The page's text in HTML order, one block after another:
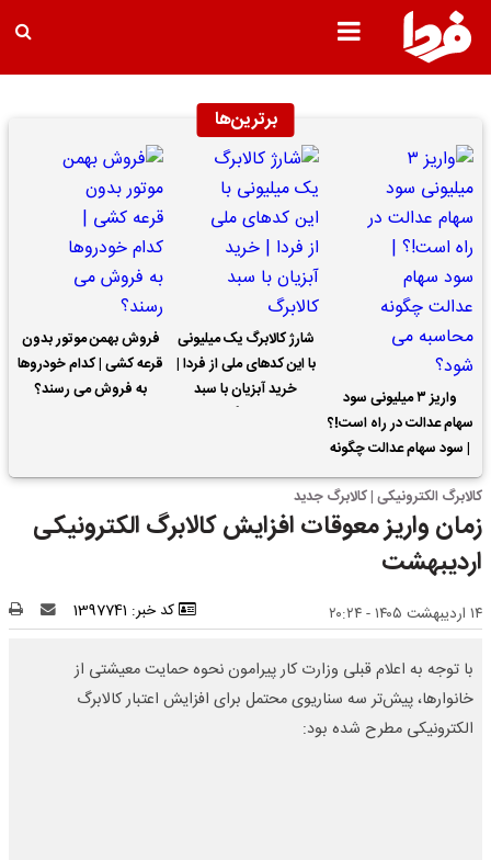
برترین‌ها
واریز ۳ میلیونی سود
سهام عدالت در راه است!؟
| سود سهام عدالت چگونه
محاسبه می شود؟
شارژ کالابرگ یک میلیونی
با این کدهای ملی از فردا |
خرید آبزیان با سبد
فروش بهمن موتور بدون
قرعه کشی | کدام خودروها
به فروش می رسند؟
کالابرگ الکترونیکی | کالابرگ جدید
زمان واریز معوقات افزایش کالابرگ الکترونیکی
اردیبهشت
۱۴ اردیبهشت ۱۴۰۵ - ۲۰:۲۴ کد خبر: 1397741
با توجه به اعلام قبلی وزارت کار پیرامون نحوه حمایت معیشتی از
خانوارها، پیش‌تر سه سناریوی محتمل برای افزایش اعتبار کالابرگ
الکترونیکی مطرح شده بود: